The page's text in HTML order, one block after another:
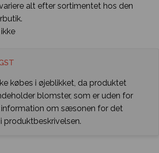
alt efter sortimentet hos den
købes i øjeblikket, da produktet
blomster, som er uden for
om sæsonen for det
produktbeskrivelsen.